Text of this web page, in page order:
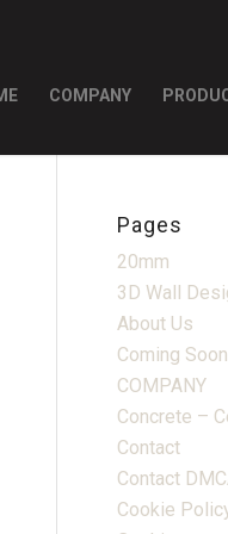
COMPANY
Pages
20mm
3D Wall
About Us
Coming
COMPANY
Concrete –
Contact
Contact
Cookie